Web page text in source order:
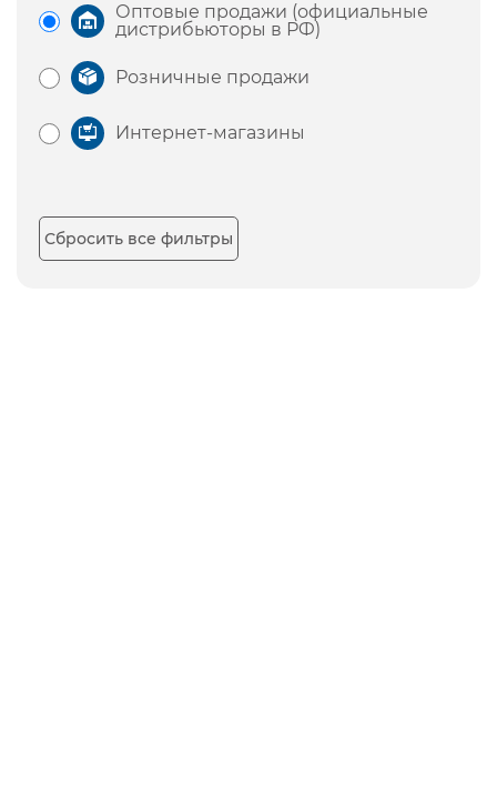
Оптовые продажи (официальные
дистрибьюторы в РФ)
Розничные продажи
Интернет-магазины
Сбросить все фильтры